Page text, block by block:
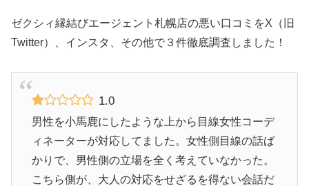
ゼクシィ縁結びエージェント札幌店の悪い口コミをX（旧
Twitter）、インスタ、その他で３件徹底調査しました！
1.0
男性を小馬鹿にしたような上から目線女性コーデ
ィネーターが対応してました。女性側目線の話ば
かりで、男性側の立場を全く考えていなかった。
こちら側が、大人の対応をせざるを得ない会話だ